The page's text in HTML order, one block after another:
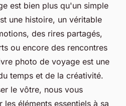
est bien plus qu'un simple
une histoire, un véritable
des rires partagés,
ou encore des rencontres
photo de voyage est une
temps et de la créativité.
le vôtre, nous vous
éléments essentiels à sa